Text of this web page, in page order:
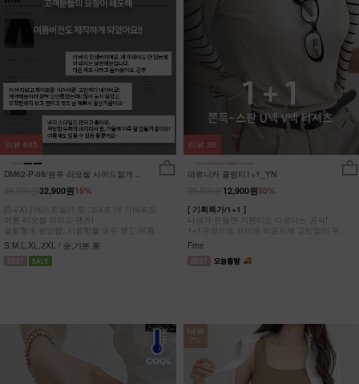
DM62-P-08/븐투 리오셀 사이드절개팬
15%
32,900원
[S-2XL] 베스트셀러 핏 그대로 더 가벼워진
여름 리오셀 와이드 팬츠!
슬림함과 편안함, 시원함을 모두 챙긴 여름
완전정복 팬츠
S,M,L,XL,2XL / 숏,기본,롱
리뷰 605
아르니카 쿨링티1+1_YN
50%
12,900원
[ 기획특가/1+1 ]
나크가 만들면 기본티도 다르다는 공식!
1+1구성으로 브이넥 라운드넥 고민없이 두장
다 챙겨가세요
Free
리뷰 36
NEW
7%